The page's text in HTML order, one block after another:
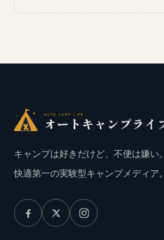
キャンプは好きだけど、不便は嫌い。
快適第一の実験型キャンプメディア。